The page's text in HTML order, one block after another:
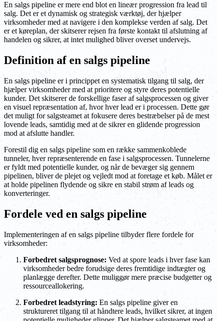
En salgs pipeline er mere end blot en lineær progression fra lead til
salg. Det er et dynamisk og strategisk værktøj, der hjælper
virksomheder med at navigere i den komplekse verden af salg. Det
er et køreplan, der skitserer rejsen fra første kontakt til afslutning af
handelen og sikrer, at intet mulighed bliver overset undervejs.
Definition af en salgs pipeline
En salgs pipeline er i princippet en systematisk tilgang til salg, der
hjælper virksomheder med at prioritere og styre deres potentielle
kunder. Det skitserer de forskellige faser af salgsprocessen og giver
en visuel repræsentation af, hvor hver lead er i processen. Dette gør
det muligt for salgsteamet at fokusere deres bestræbelser på de mest
lovende leads, samtidig med at de sikrer en glidende progression
mod at afslutte handler.
Forestil dig en salgs pipeline som en række sammenkoblede
tunneler, hver repræsenterende en fase i salgsprocessen. Tunnelerne
er fyldt med potentielle kunder, og når de bevæger sig gennem
pipelinen, bliver de plejet og vejledt mod at foretage et køb. Målet er
at holde pipelinen flydende og sikre en stabil strøm af leads og
konverteringer.
Fordele ved en salgs pipeline
Implementeringen af en salgs pipeline tilbyder flere fordele for
virksomheder:
Forbedret salgsprognose: Ved at spore leads i hver fase kan
virksomheder bedre forudsige deres fremtidige indtægter og
planlægge derefter. Dette muliggør mere præcise budgetter og
ressourceallokering.
Forbedret leadstyring: En salgs pipeline giver en
struktureret tilgang til at håndtere leads, hvilket sikrer, at ingen